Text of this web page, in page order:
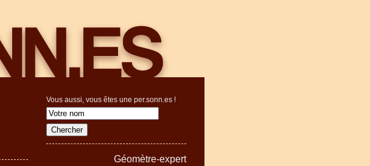
Vous aussi, vous êtes une per.sonn.es !
Géomètre-expert